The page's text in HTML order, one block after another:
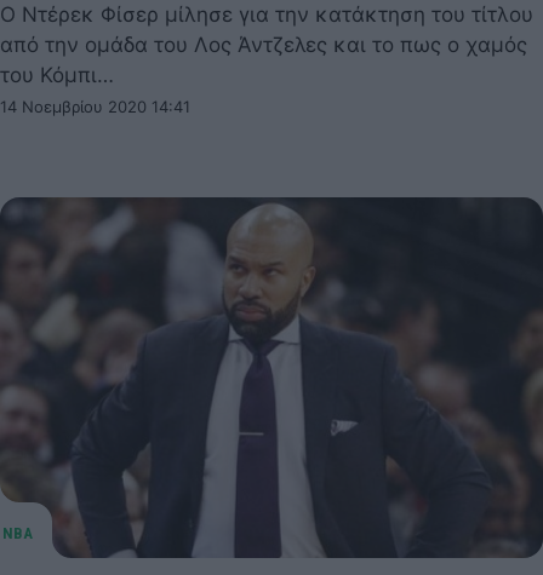
Ο Ντέρεκ Φίσερ μίλησε για την κατάκτηση του τίτλου
από την ομάδα του Λος Άντζελες και το πως ο χαμός
του Κόμπι…
14 Νοεμβρίου 2020 14:41